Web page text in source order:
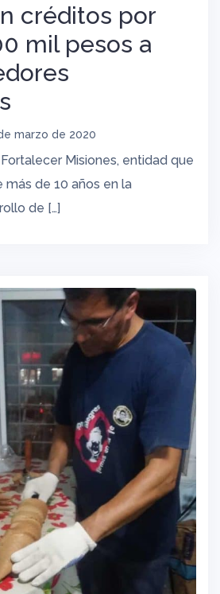
créditos por
mil pesos a
marzo de 2020
Misiones, entidad que
más de 10 años en la
de […]